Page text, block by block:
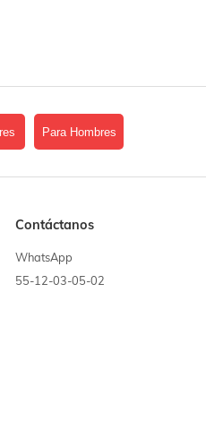
Para Hombres
Contáctanos
WhatsApp
55-12-03-05-02